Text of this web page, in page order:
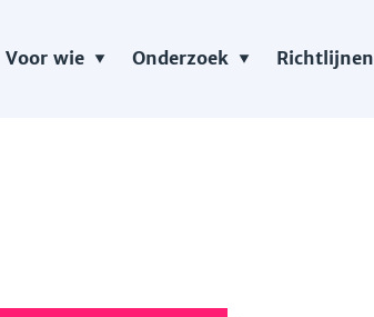
Voor wie Onderzoek Richtlijnen